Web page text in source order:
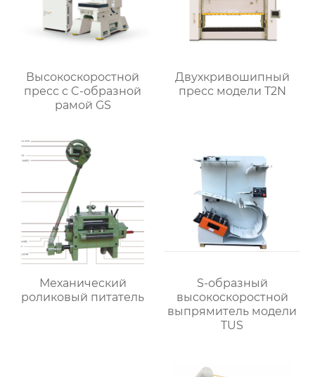
Высокоскоростной
пресс с C-образной
рамой GS
Двухкривошипный
пресс модели T2N
Механический
роликовый питатель
S-образный
высокоскоростной
выпрямитель модели
TUS